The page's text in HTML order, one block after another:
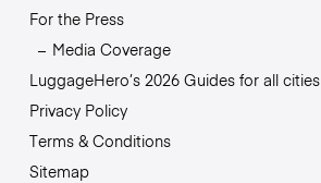
For the Press
Media Coverage
LuggageHero’s 2026 Guides for all cities
Privacy Policy
Terms & Conditions
Sitemap